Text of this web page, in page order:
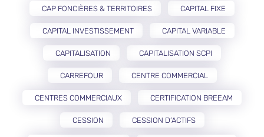
CAP FONCIÈRES & TERRITOIRES CAPITAL FIXE
CAPITAL INVESTISSEMENT CAPITAL VARIABLE
CAPITALISATION CAPITALISATION SCPI
CARREFOUR CENTRE COMMERCIAL
CENTRES COMMERCIAUX CERTIFICATION BREEAM
CESSION CESSION D’ACTIFS